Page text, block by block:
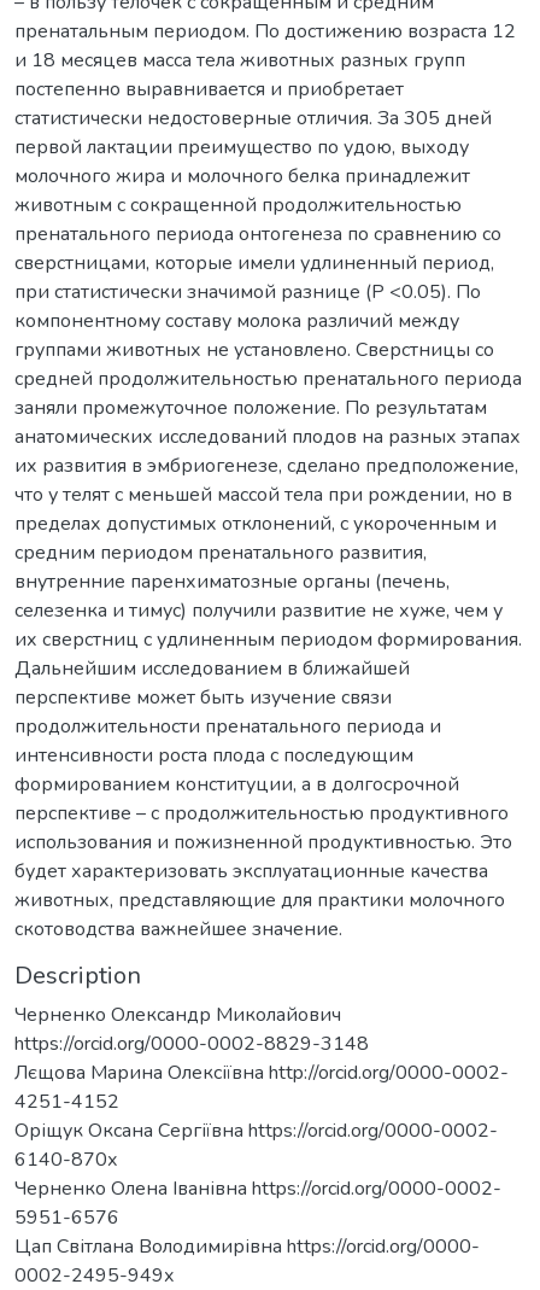
пренатальным периодом. По достижению возраста 12
и 18 месяцев масса тела животных разных групп
постепенно выравнивается и приобретает
статистически недостоверные отличия. За 305 дней
первой лактации преимущество по удою, выходу
молочного жира и молочного белка принадлежит
животным с сокращенной продолжительностью
пренатального периода онтогенеза по сравнению со
сверстницами, которые имели удлиненный период,
при статистически значимой разнице (Р <0.05). По
компонентному составу молока различий между
группами животных не установлено. Сверстницы со
средней продолжительностью пренатального периода
заняли промежуточное положение. По результатам
анатомических исследований плодов на разных этапах
их развития в эмбриогенезе, сделано предположение,
что у телят с меньшей массой тела при рождении, но в
пределах допустимых отклонений, с укороченным и
средним периодом пренатального развития,
внутренние паренхиматозные органы (печень,
селезенка и тимус) получили развитие не хуже, чем у
их сверстниц с удлиненным периодом формирования.
Дальнейшим исследованием в ближайшей
перспективе может быть изучение связи
продолжительности пренатального периода и
интенсивности роста плода с последующим
формированием конституции, а в долгосрочной
перспективе – с продолжительностью продуктивного
использования и пожизненной продуктивностью. Это
будет характеризовать эксплуатационные качества
животных, представляющие для практики молочного
скотоводства важнейшее значение.
Description
Черненко Олександр Миколайович
https://orcid.org/0000-0002-8829-3148
Лєщова Марина Олексіївна http://orcid.org/0000-0002-
4251-4152
Оріщук Оксана Сергіївна https://orcid.org/0000-0002-
6140-870х
Черненко Олена Іванівна https://orcid.org/0000-0002-
5951-6576
Цап Світлана Володимирівна https://orcid.org/0000-
0002-2495-949х